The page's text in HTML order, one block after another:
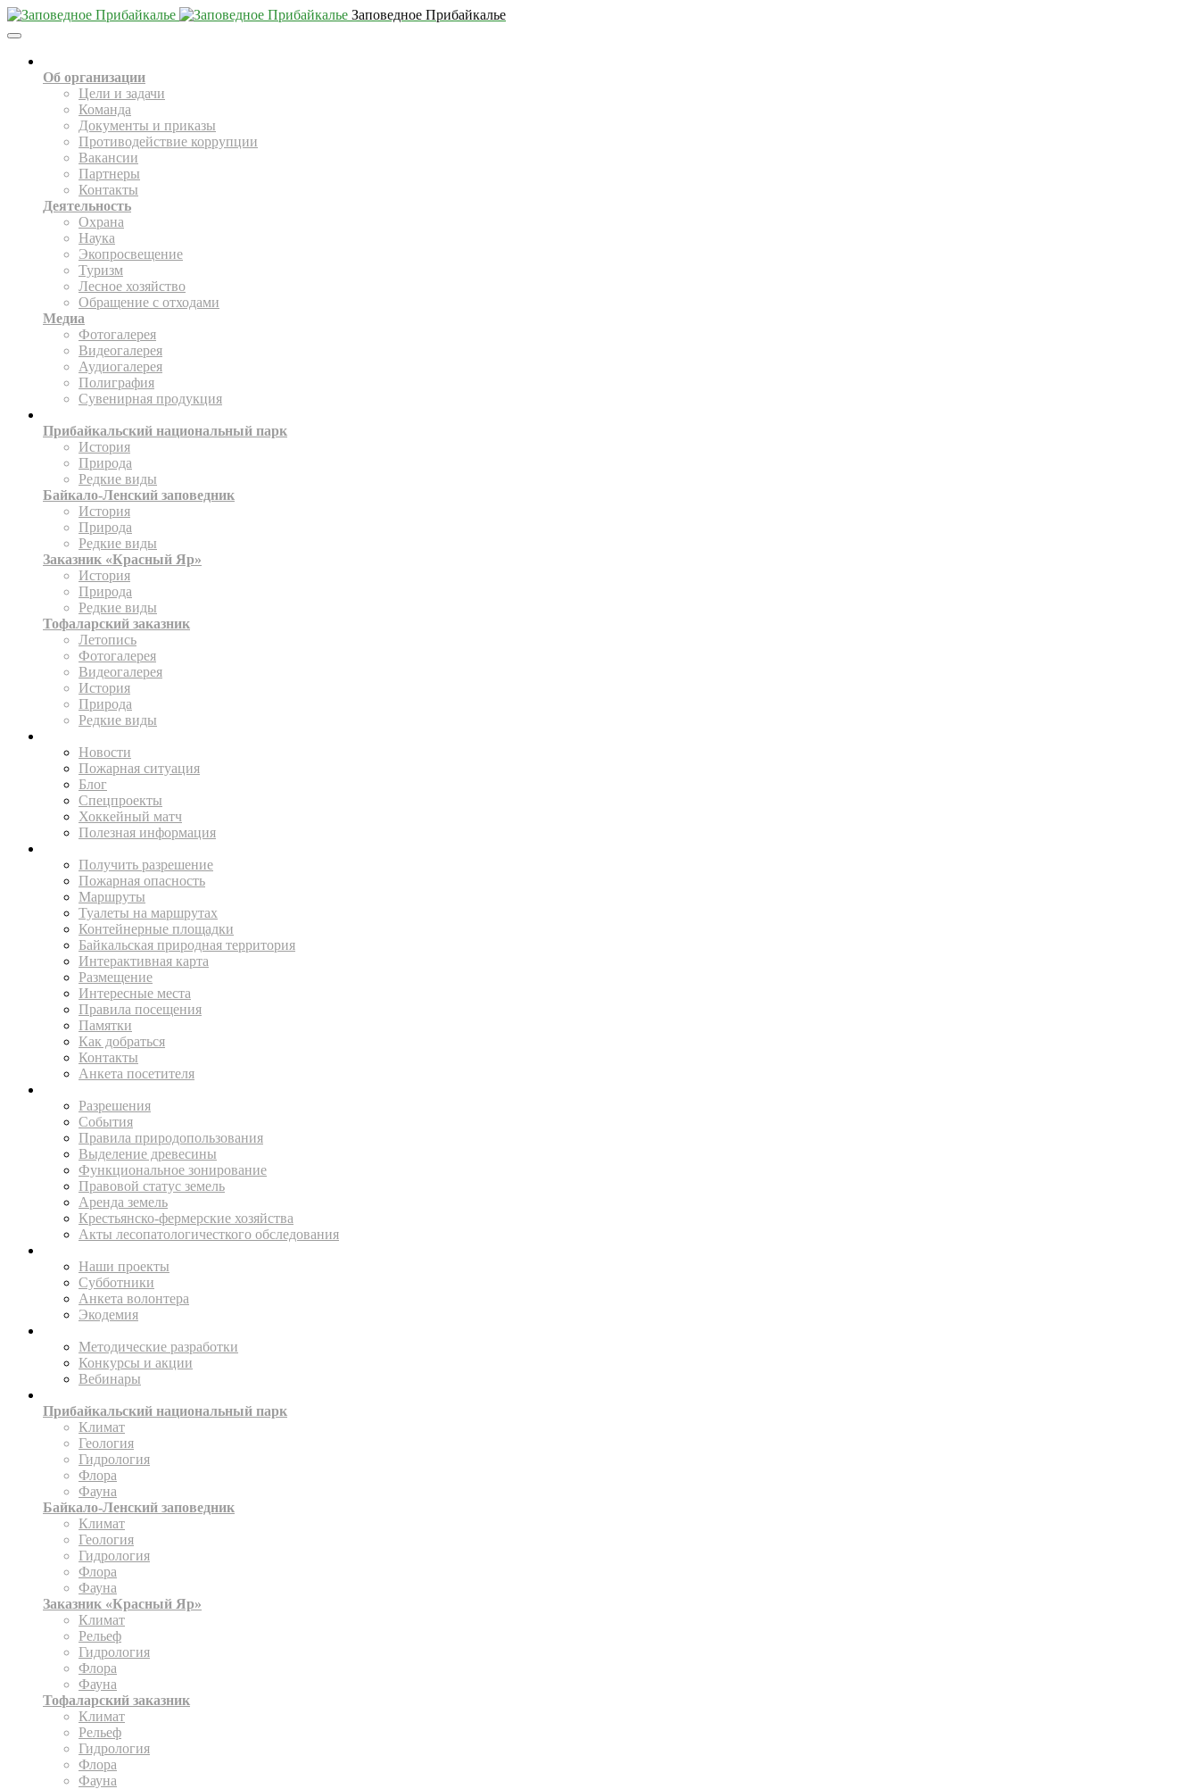
Заповедное Прибайкалье
Toggle
Об организации
Цели и задачи
Команда
Документы и приказы
Противодействие коррупции
Вакансии
Партнеры
Контакты
Деятельность
Охрана
Наука
Экопросвещение
Туризм
Лесное хозяйство
Обращение с отходами
Медиа
Фотогалерея
Видеогалерея
Аудиогалерея
Полиграфия
Сувенирная продукция
Прибайкальский национальный парк
История
Природа
Редкие виды
Байкало-Ленский заповедник
История
Природа
Редкие виды
Заказник «Красный Яр»
История
Природа
Редкие виды
Тофаларский заказник
Летопись
Фотогалерея
Видеогалерея
История
Природа
Редкие виды
Новости
Пожарная ситуация
Блог
Спецпроекты
Хоккейный матч
Полезная информация
Получить разрешение
Пожарная опасность
Маршруты
Туалеты на маршрутах
Контейнерные площадки
Байкальская природная территория
Интерактивная карта
Размещение
Интересные места
Правила посещения
Памятки
Как добраться
Контакты
Анкета посетителя
Разрешения
События
Правила природопользования
Выделение древесины
Функциональное зонирование
Правовой статус земель
Аренда земель
Крестьянско-фермерские хозяйства
Акты лесопатологичесткого обследования
Наши проекты
Субботники
Анкета волонтера
Экодемия
Методические разработки
Конкурсы и акции
Вебинары
Прибайкальский национальный парк
Климат
Геология
Гидрология
Флора
Фауна
Байкало-Ленский заповедник
Климат
Геология
Гидрология
Флора
Фауна
Заказник «Красный Яр»
Климат
Рельеф
Гидрология
Флора
Фауна
Тофаларский заказник
Климат
Рельеф
Гидрология
Флора
Фауна